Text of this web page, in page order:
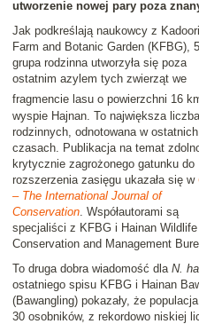
utworzenie nowej pary poza
Jak podkreślają naukowcy z
Farm and Botanic Garden (KFBG),
grupa rodzinna utworzyła się poza
ostatnim azylem tych zwierząt we
fragmencie lasu o powierzchni 16
wyspie Hajnan. To największa
rodzinnych, odnotowana w ostatnich
czasach. Publikacja na temat
krytycznie zagrożonego gatunku do
rozszerzenia zasięgu ukazała się w
– The International Journal of
Conservation . Współautorami są
specjaliści z KFBG i Hainan Wildlife
Conservation and Management
To druga dobra wiadomość dla N.
ostatniego spisu KFBG i Hainan
(Bawangling) pokazały, że
30 osobników, z rekordowo niskiej